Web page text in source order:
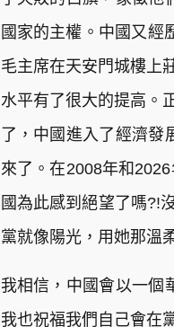
國家的主權。中國又經
毛主席在天安門城樓上
水平有了很大的提高。
了，中國進入了經濟
來了。在2008年和
國為此感到絕望了嗎?!
黨就像陽光，用她那溫
我相信，中國會以一個
我也祝福我們自己會在